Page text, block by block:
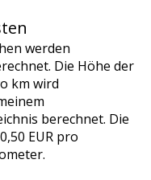
werden
Die Höhe der
km wird
berechnet. Die
EUR pro